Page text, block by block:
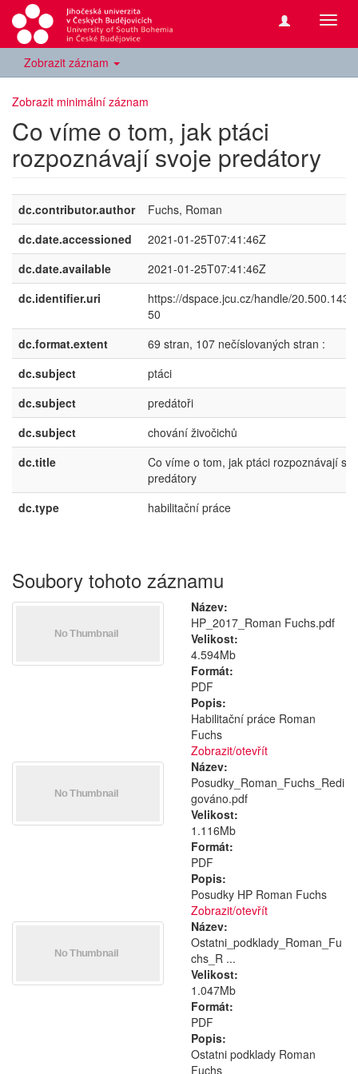
Zobrazit záznam
Zobrazit minimální záznam
Co víme o tom, jak ptáci
rozpoznávají svoje predátory
dc.contributor.author
Fuchs, Roman
dc.date.accessioned
2021-01-25T07:41:46Z
dc.date.available
2021-01-25T07:41:46Z
dc.identifier.uri
https://dspace.jcu.cz/handle/
50
dc.format.extent
69 stran, 107 nečíslovaných stran :
dc.subject
ptáci
dc.subject
predátoři
dc.subject
chování živočichů
dc.title
Co víme o tom, jak ptáci rozpoznávají
predátory
dc.type
habilitační práce
Soubory tohoto záznamu
Název:
HP_2017_Roman Fuchs.pdf
Velikost:
4.594Mb
Formát:
PDF
Popis:
Habilitační práce Roman
Fuchs
Zobrazit/otevřít
Název:
Posudky_Roman_Fuchs_Redi
gováno.pdf
Velikost:
1.116Mb
Formát:
PDF
Popis:
Posudky HP Roman Fuchs
Zobrazit/otevřít
Název:
Ostatni_podklady_Roman_Fu
chs_R ...
Velikost:
1.047Mb
Formát:
PDF
Popis:
Ostatni podklady Roman
Fuchs